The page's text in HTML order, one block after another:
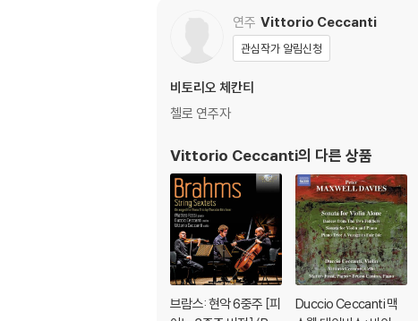
in / Liszt / Y. Yang)
ces from the Two Fi
ddlers, A Voyage to
Fair Isle) 두치오 체칸
연주 Vittorio Ceccanti
관심작가 알림신청
비토리오 체칸티
첼로 연주자
Vittorio Ceccanti의 다른 상품
브람스: 현악 6중주 [피
Duccio Ceccanti 맥